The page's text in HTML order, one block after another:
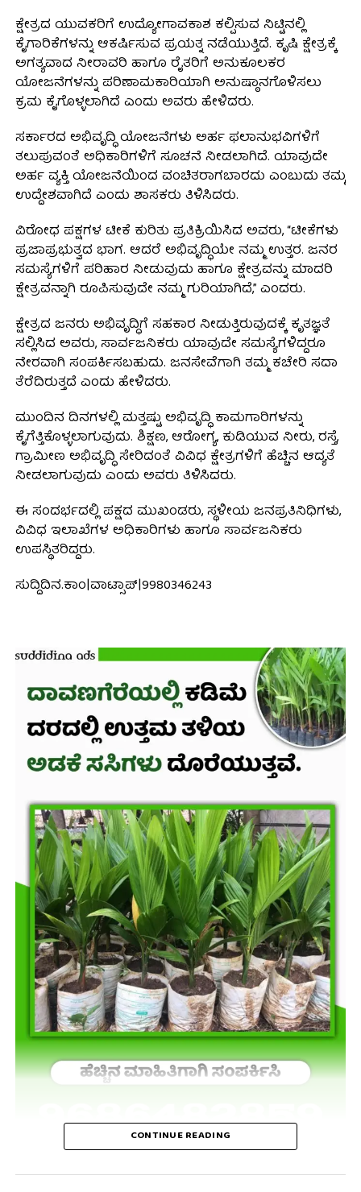
ಕ್ಷೇತ್ರದ ಯುವಕರಿಗೆ ಉದ್ಯೋಗಾವಕಾಶ ಕಲ್ಪಿಸುವ ನಿಟ್ಟಿನಲ್ಲಿ
ಕೈಗಾರಿಕೆಗಳನ್ನು ಆಕರ್ಷಿಸುವ ಪ್ರಯತ್ನ ನಡೆಯುತ್ತಿದೆ. ಕೃಷಿ ಕ್ಷೇತ್ರಕ್ಕೆ
ಅಗತ್ಯವಾದ ನೀರಾವರಿ ಹಾಗೂ ರೈತರಿಗೆ ಅನುಕೂಲಕರ
ಯೋಜನೆಗಳನ್ನು ಪರಿಣಾಮಕಾರಿಯಾಗಿ ಅನುಷ್ಠಾನಗೊಳಿಸಲು
ಕ್ರಮ ಕೈಗೊಳ್ಳಲಾಗಿದೆ ಎಂದು ಅವರು ಹೇಳಿದರು.
ಸರ್ಕಾರದ ಅಭಿವೃದ್ಧಿ ಯೋಜನೆಗಳು ಅರ್ಹ ಫಲಾನುಭವಿಗಳಿಗೆ
ತಲುಪುವಂತೆ ಅಧಿಕಾರಿಗಳಿಗೆ ಸೂಚನೆ ನೀಡಲಾಗಿದೆ. ಯಾವುದೇ
ಅರ್ಹ ವ್ಯಕ್ತಿ ಯೋಜನೆಯಿಂದ ವಂಚಿತರಾಗಬಾರದು ಎಂಬುದು ತಮ್ಮ
ಉದ್ದೇಶವಾಗಿದೆ ಎಂದು ಶಾಸಕರು ತಿಳಿಸಿದರು.
ವಿರೋಧ ಪಕ್ಷಗಳ ಟೀಕೆ ಕುರಿತು ಪ್ರತಿಕ್ರಿಯಿಸಿದ ಅವರು, “ಟೀಕೆಗಳು
ಪ್ರಜಾಪ್ರಭುತ್ವದ ಭಾಗ. ಆದರೆ ಅಭಿವೃದ್ಧಿಯೇ ನಮ್ಮ ಉತ್ತರ. ಜನರ
ಸಮಸ್ಯೆಗಳಿಗೆ ಪರಿಹಾರ ನೀಡುವುದು ಹಾಗೂ ಕ್ಷೇತ್ರವನ್ನು ಮಾದರಿ
ಕ್ಷೇತ್ರವನ್ನಾಗಿ ರೂಪಿಸುವುದೇ ನಮ್ಮ ಗುರಿಯಾಗಿದೆ,” ಎಂದರು.
ಕ್ಷೇತ್ರದ ಜನರು ಅಭಿವೃದ್ಧಿಗೆ ಸಹಕಾರ ನೀಡುತ್ತಿರುವುದಕ್ಕೆ ಕೃತಜ್ಞತೆ
ಸಲ್ಲಿಸಿದ ಅವರು, ಸಾರ್ವಜನಿಕರು ಯಾವುದೇ ಸಮಸ್ಯೆಗಳಿದ್ದರೂ
ನೇರವಾಗಿ ಸಂಪರ್ಕಿಸಬಹುದು. ಜನಸೇವೆಗಾಗಿ ತಮ್ಮ ಕಚೇರಿ ಸದಾ
ತೆರೆದಿರುತ್ತದೆ ಎಂದು ಹೇಳಿದರು.
ಮುಂದಿನ ದಿನಗಳಲ್ಲಿ ಮತ್ತಷ್ಟು ಅಭಿವೃದ್ಧಿ ಕಾಮಗಾರಿಗಳನ್ನು
ಕೈಗೆತ್ತಿಕೊಳ್ಳಲಾಗುವುದು. ಶಿಕ್ಷಣ, ಆರೋಗ್ಯ, ಕುಡಿಯುವ ನೀರು, ರಸ್ತೆ,
ಗ್ರಾಮೀಣ ಅಭಿವೃದ್ಧಿ ಸೇರಿದಂತೆ ವಿವಿಧ ಕ್ಷೇತ್ರಗಳಿಗೆ ಹೆಚ್ಚಿನ ಆದ್ಯತೆ
ನೀಡಲಾಗುವುದು ಎಂದು ಅವರು ತಿಳಿಸಿದರು.
ಈ ಸಂದರ್ಭದಲ್ಲಿ ಪಕ್ಷದ ಮುಖಂಡರು, ಸ್ಥಳೀಯ ಜನಪ್ರತಿನಿಧಿಗಳು,
ವಿವಿಧ ಇಲಾಖೆಗಳ ಅಧಿಕಾರಿಗಳು ಹಾಗೂ ಸಾರ್ವಜನಿಕರು
ಉಪಸ್ಥಿತರಿದ್ದರು.
ಸುದ್ದಿದಿನ.ಕಾಂ|ವಾಟ್ಸಾಪ್|9980346243
CONTINUE READING